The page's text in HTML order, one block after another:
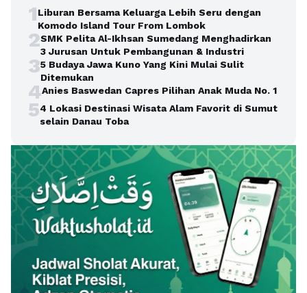
1Liburan Bersama Keluarga Lebih Seru dengan
Komodo Island Tour From Lombok
2SMK Pelita Al-Ikhsan Sumedang Menghadirkan
3 Jurusan Untuk Pembangunan & Industri
35 Budaya Jawa Kuno Yang Kini Mulai Sulit
Ditemukan
4Anies Baswedan Capres Pilihan Anak Muda No. 1
54 Lokasi Destinasi Wisata Alam Favorit di Sumut
selain Danau Toba